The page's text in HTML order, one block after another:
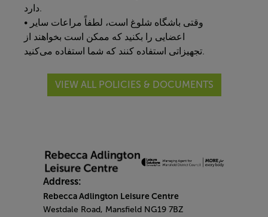
• وقتی باشگاه شلوغ است، لطفاً مراعات سایر
اعضایی را بکنید که ممکن است بخواهند از
VIEW ALL POLICIES & DOCUMENTS
Address:
Rebecca Adlington Leisure Centre
Westdale Road, Mansfield NG19 7BZ